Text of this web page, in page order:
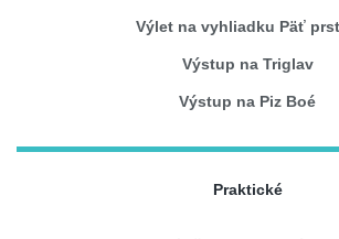
Výlet na vyhliadku Päť
Výstup na Triglav
Výstup na Piz Boé
Praktické